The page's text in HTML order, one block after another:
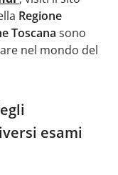
Regione
Toscana sono
nel mondo del
esami